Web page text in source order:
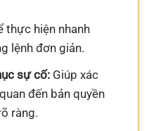
thực hiện nhanh
lệnh đơn giản.
sự cố:Giúp xác
đến bản quyền
ràng.